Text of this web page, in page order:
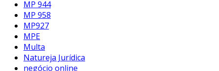
MP 944
MP 958
MP927
MPE
Multa
Natureja Jurídica
negócio online